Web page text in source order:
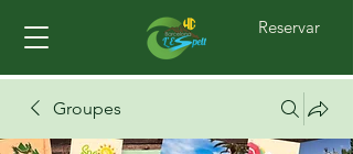
Reservar
Groupes